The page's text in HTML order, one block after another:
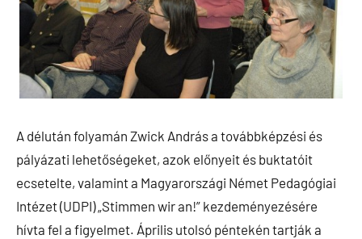
A délután folyamán Zwick András a továbbképzési és
pályázati lehetőségeket, azok előnyeit és buktatóit
ecsetelte, valamint a Magyarországi Német Pedagógiai
Intézet (UDPI) „Stimmen wir an!” kezdeményezésére
hívta fel a figyelmet. Április utolsó péntekén tartják a